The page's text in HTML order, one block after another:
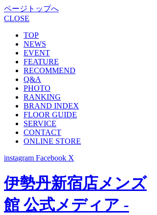
ページトップへ
CLOSE
TOP
NEWS
EVENT
FEATURE
RECOMMEND
Q&A
PHOTO
RANKING
BRAND INDEX
FLOOR GUIDE
SERVICE
CONTACT
ONLINE STORE
instagram Facebook X
伊勢丹新宿店メンズ
館 公式メディア -